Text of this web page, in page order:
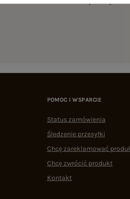
POMOC I WSPARCIE
Status zamówienia
Śledzenie przesyłki
Chcę zareklamować
Chcę zwrócić produkt
Kontakt